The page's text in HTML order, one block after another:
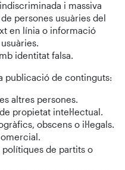
i massiva
persones usuàries del
en línia o informació
identitat falsa.
publicació de continguts:
altres persones.
propietat intel·lectual.
obscens o il·legals.
polítiques de partits o